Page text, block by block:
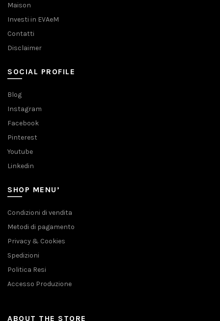
Maison
Investi in EVAeM
Contatti
Disclaimer
SOCIAL PROFILE
Blog
Instagram
Facebook
Pinterest
Youtube
Linkedin
SHOP MENU’
Condizioni di vendita
Metodi di pagamento
Privacy & Cookies
Spedizioni
Politica Resi
Accesso Produzione
ABOUT THE STORE